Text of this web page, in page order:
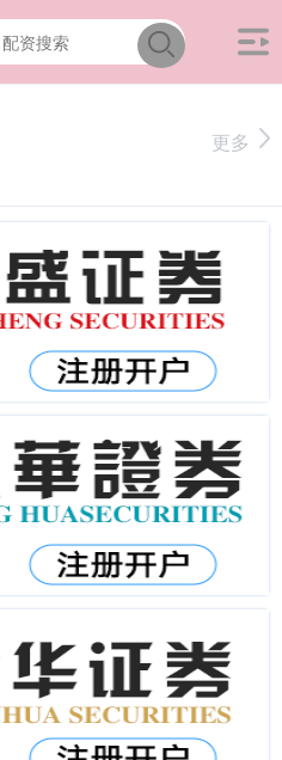
更多